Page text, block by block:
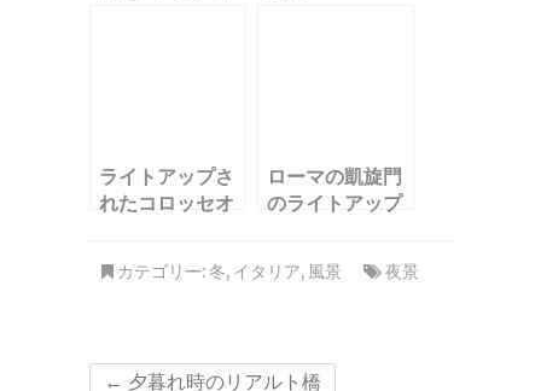
ライトアップさ
れたコロッセオ
ローマの凱旋門
のライトアップ
カテゴリー:冬, イタリア, 風景 夜景
← 夕暮れ時のリアルト橋